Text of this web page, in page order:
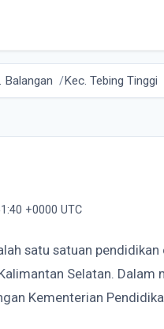
Balangan Kec. Tebing Tinggi
+0000 UTC
satu satuan pendidikan
Selatan. Dalam
Kementerian